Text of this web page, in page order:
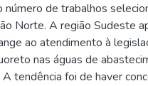
número de trabalhos
Norte. A região Sudeste
ao atendimento à
nas águas de
tendência foi de haver